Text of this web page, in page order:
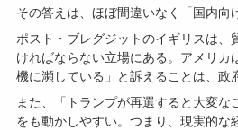
その答えは、ほぼ間違いなく「国内向
ポスト・ブレグジットのイギリスは
ければならない立場にある。アメリ
機に瀕している」と訴えることは、政
また、「トランプが再選すると大変
をも動かしやすい。つまり、現実的